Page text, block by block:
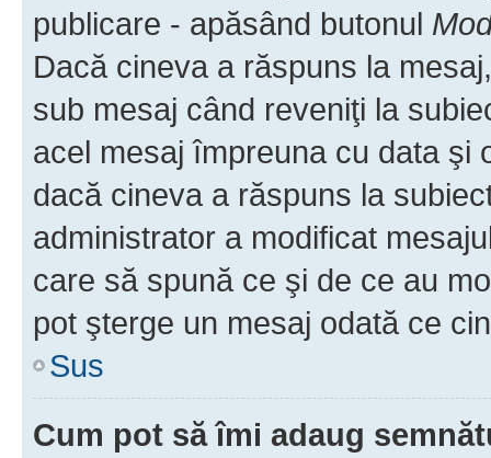
publicare - apăsând butonul
Dacă cineva a răspuns la
sub mesaj când reveniţi la
acel mesaj împreuna cu data şi
dacă cineva a răspuns la
administrator a modificat
care să spună ce şi de ce au
pot şterge un mesaj odată ce
Sus
Cum pot să îmi adaug